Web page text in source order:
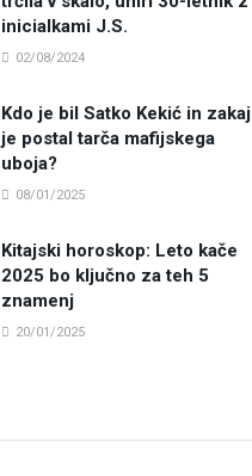
inicialkami J.S.
02/08/2024
Kdo je bil Satko Kekić in zakaj
je postal tarča mafijskega
uboja?
08/01/2025
Kitajski horoskop: Leto kače
2025 bo ključno za teh 5
znamenj
20/01/2025